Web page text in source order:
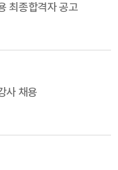
최종합격자 공고
사 채용